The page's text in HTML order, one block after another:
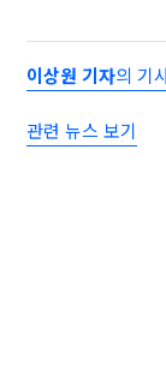
이상원 기자의 기
관련 뉴스 보기